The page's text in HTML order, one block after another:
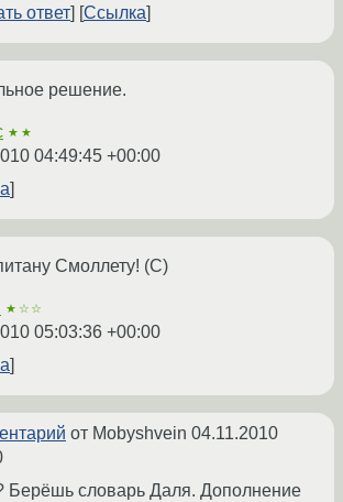
ответ Ссылка
решение.
★★
04:49:45 +00:00
Смоллету! (С)
★☆☆
05:03:36 +00:00
от Mobyshvein 04.11.2010
Берёшь словарь Даля. Дополнение